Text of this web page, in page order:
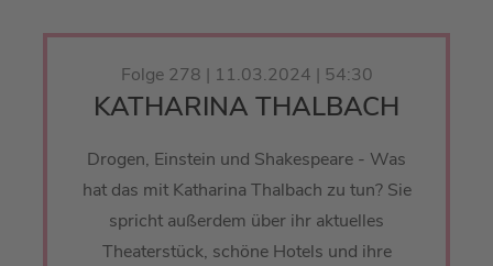
Folge 278 | 11.03.2024 | 54:30
KATHARINA THALBACH
Drogen, Einstein und Shakespeare - Was
hat das mit Katharina Thalbach zu tun? Sie
spricht außerdem über ihr aktuelles
Theaterstück, schöne Hotels und ihre